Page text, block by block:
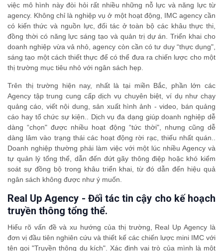
việc mô hình này đòi hỏi rất nhiều những nỗ lực và năng lực từ
agency. Không chỉ là nghiệp vụ ở một hoạt động, IMC agency cần
có kiến thức và nguồn lực, đối tác ở toàn bộ các khâu thực thi,
đồng thời có năng lực sáng tạo và quản trị dự án. Triển khai cho
doanh nghiệp vừa vả nhỏ, agency còn cần có tư duy “thực dụng",
sáng tạo một cách thiết thực để có thể đưa ra chiến lược cho một
thị trường mục tiêu nhỏ với ngân sách hẹp.
Trên thị trường hiện nay, nhất là tại miền Bắc, phần lớn các
Agency tập trung cung cấp dịch vụ chuyên biệt, ví dụ như chạy
quảng cáo, viết nội dung, sản xuất hình ảnh - video, bán quảng
cáo hay tổ chức sự kiện.. Dịch vụ đa dạng giúp doanh nghiệp dễ
dàng “chọn" được nhiều hoạt động “tức thời", nhưng cũng dễ
dàng lâm vào trạng thái các hoạt động rời rạc, thiếu nhất quán..
Doanh nghiệp thường phải làm việc với một lúc nhiều Agency và
tự quản lý tổng thể, dẫn đến đứt gãy thông điệp hoặc khó kiểm
soát sự đồng bộ trong khâu triển khai, từ đó dẫn đến hiệu quả
ngân sách không được như ý muốn.
Real Up Agency - Đối tác tin cậy cho kế hoạch
truyền thông tổng thể.
Hiểu rõ vấn đề và xu hướng của thị trường, Real Up Agency là
đơn vị đầu tiên nghiên cứu và thiết kế các chiến lược mini IMC với
tên gọi "Truyền thông du kích". Xác định vai trò của mình là một